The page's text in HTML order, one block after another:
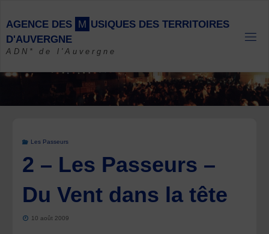
content
AGENCE DES M USIQUES DES TERRITOIRES
D'AUVERGNE
ADN* de l'Auvergne
Les Passeurs
2 – Les Passeurs –
Du Vent dans la tête
10 août 2009